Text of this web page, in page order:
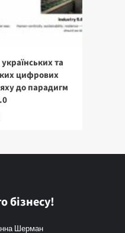
та
цифрових
до парадигм
бізнесу!
Шерман